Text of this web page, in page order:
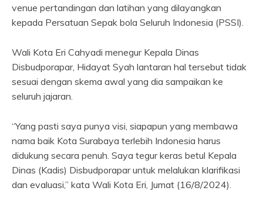
venue pertandingan dan latihan yang dilayangkan
kepada Persatuan Sepak bola Seluruh Indonesia (PSSI).
Wali Kota Eri Cahyadi menegur Kepala Dinas
Disbudporapar, Hidayat Syah lantaran hal tersebut tidak
sesuai dengan skema awal yang dia sampaikan ke
seluruh jajaran.
“Yang pasti saya punya visi, siapapun yang membawa
nama baik Kota Surabaya terlebih Indonesia harus
didukung secara penuh. Saya tegur keras betul Kepala
Dinas (Kadis) Disbudporapar untuk melalukan klarifikasi
dan evaluasi,” kata Wali Kota Eri, Jumat (16/8/2024).